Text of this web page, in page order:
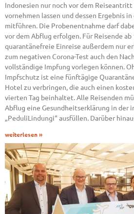
Indonesien nur noch vor dem Reiseantritt
vornehmen lassen und dessen Ergebnis
mitführen. Die Probenentnahme darf
vor dem Abflug erfolgen. Für Reisende
quarantänefreie Einreise außerdem nur
zum negativen Corona-Test auch den
vollständige Impfung vorlegen können.
Impfschutz ist eine fünftägige
Hotel zu verbringen, die auch einen
vierten Tag beinhaltet. Alle Reisenden
Abflug eine Gesundheitserklärung in der
„PeduliLindungi“ ausfüllen. Darüber
weiterlesen »